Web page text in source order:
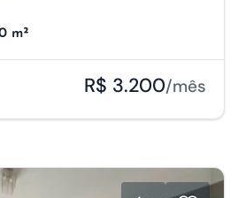
m²
R$ 3.200/mês